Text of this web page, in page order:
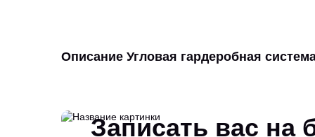
Описание Угловая гардеробная
Записать вас на